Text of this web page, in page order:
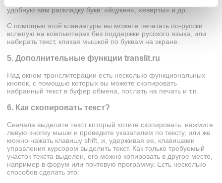
русифицированную клавиатуру. Вы можете выбрать любую
удобную вам раскладку букв: «йцукен», «яверты» и др.
С помощью этой клавиатуры вы можете печатать по-русски
вслепую на компьютерах без поддержки русского языка, или
набирать текст, кликая мышкой по буквам на экране.
5. Дополнительные функции translit.ru
Над окном транслитерации есть несколько функциональных
кнопок, с помощью которых вы можете скопировать
набранный текст в буфер обмена, послать на печать и т.п.
6. Как скопировать текст?
Сначала выделите текст который хотите скопировать: нажмите
левую кнопку мыши и проведите указателем по тексту, или же
можно нажать клавишу shift, и, удерживая ее, клавишами
управления курсором выделить текст. Как только требуемый
участок текста выделен, его можно копировать в другое место,
например в форум или почтовую программу. Есть несколько
способов сделать это: